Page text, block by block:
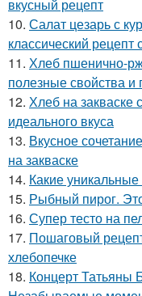
вкусный рецепт
10. Салат цезарь с
классический рецепт
11. Хлеб пшенично-
полезные свойства и
12. Хлеб на закваске
идеального вкуса
13. Вкусное
на закваске
14. Какие
15. Рыбный пирог.
16. Супер тесто на
17. Пошаговый
хлебопечке
18. Концерт Татьяны